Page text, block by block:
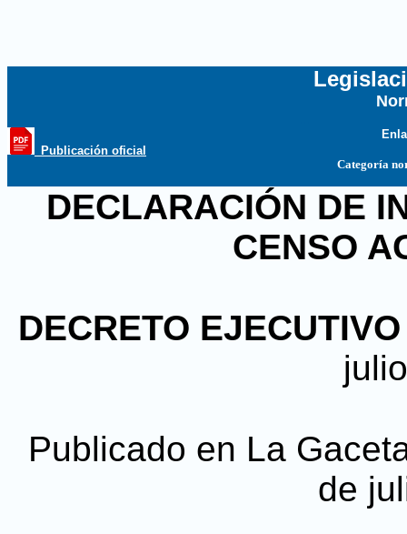
_Publicación oficial
Categoría
DECLARACIÓN DE
CENSO
DECRETO
Publicado en La
de